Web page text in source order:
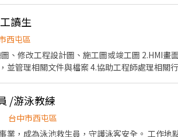
大里區大里二街151號 大里益民店：台中市大里區益民路二段
段387號 烏日三榮 - 智取店：台中市烏日區三
留言 全名✚電話 附上 職缺標題截圖即可✍🏻
讀生
西屯區
、修改工程設計圖、施工圖或竣工圖 2.HMI
並管理相關文件與檔案 4.協助工程師處理相關
/游泳教練
台中市西屯區
守護泳客安全。 工作地點：台中市各區社區暨大樓泳池 （西屯、西區、南屯、南區、